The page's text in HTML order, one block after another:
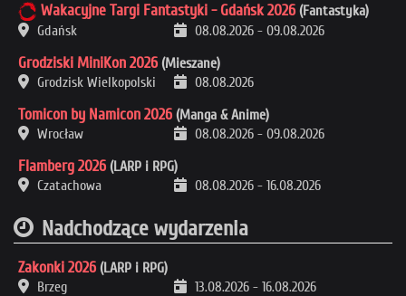
Wakacyjne Targi Fantastyki - Gdańsk 2026 (Fantastyka)
Gdańsk
08.08.2026 - 09.08.2026
Grodziski MiniKon 2026 (Mieszane)
Grodzisk Wielkopolski
08.08.2026
Tomicon by Namicon 2026 (Manga & Anime)
Wrocław
08.08.2026 - 09.08.2026
Flamberg 2026 (LARP i RPG)
Czatachowa
08.08.2026 - 16.08.2026
Nadchodzące wydarzenia
Zakonki 2026 (LARP i RPG)
Brzeg
13.08.2026 - 16.08.2026